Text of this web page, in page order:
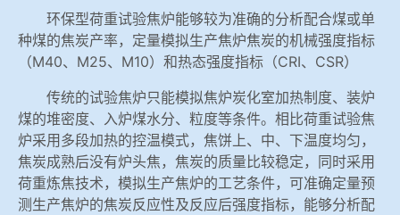
环保型荷重试验焦炉能够较为准确的分析配合煤或单
种煤的焦炭产率，定量模拟生产焦炉焦炭的机械强度指标
（M40、M25、M10）和热态强度指标（CRI、CSR）
传统的试验焦炉只能模拟焦炉炭化室加热制度、装炉
煤的堆密度、入炉煤水分、粒度等条件。相比荷重试验焦
炉采用多段加热的控温模式，焦饼上、中、下温度均匀，
焦炭成熟后没有炉头焦，焦炭的质量比较稳定，同时采用
荷重炼焦技术，模拟生产焦炉的工艺条件，可准确定量预
测生产焦炉的焦炭反应性及反应后强度指标，能够分析配